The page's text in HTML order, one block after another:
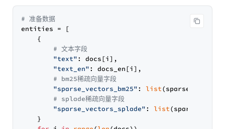
# 准备数据
entities = [
    {
# 文本字段
"text": docs[i],
"text_en": docs_en[i],
# bm25稀疏向量字段
"sparse_vectors_bm25": list
# splade稀疏向量字段
"sparse_vectors_splade": list
    }